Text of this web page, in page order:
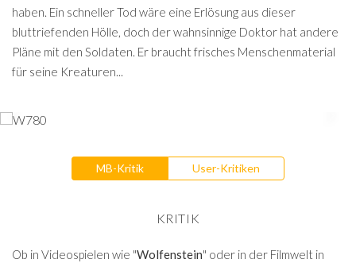
haben. Ein schneller Tod wäre eine Erlösung aus dieser
bluttriefenden Hölle, doch der wahnsinnige Doktor hat andere
Pläne mit den Soldaten. Er braucht frisches Menschenmaterial
für seine Kreaturen...
MB-Kritik User-Kritiken
KRITIK
Ob in Videospielen wie "Wolfenstein" oder in der Filmwelt in